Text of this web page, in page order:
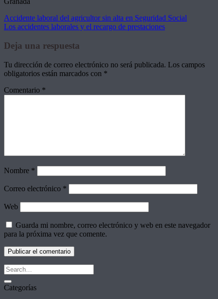
Accidente laboral del agricultor sin alta en Seguridad Social
Los accidentes laborales y el recargo de prestaciones
Deja una respuesta
Tu dirección de correo electrónico no será publicada. Los campos
obligatorios están marcados con *
Comentario *
Nombre *
Correo electrónico *
Web
Guarda mi nombre, correo electrónico y web en este navegador
para la próxima vez que comente.
Categorías